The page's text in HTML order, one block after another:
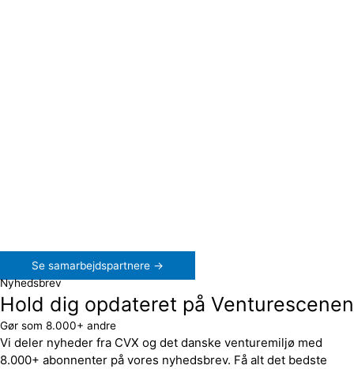
Se samarbejdspartnere →
Nyhedsbrev
Hold dig opdateret på Venturescenen
Gør som 8.000+ andre
Vi deler nyheder fra CVX og det danske venturemiljø med
8.000+ abonnenter på vores nyhedsbrev. Få alt det bedste